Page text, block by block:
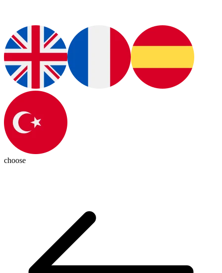
choose